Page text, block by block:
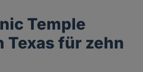
Temple
Texas für zehn